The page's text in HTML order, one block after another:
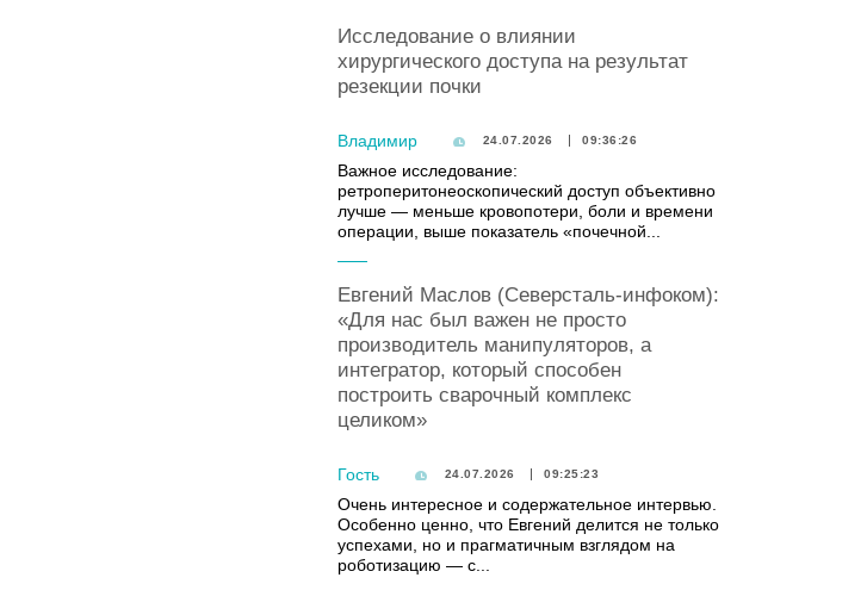
Исследование о влиянии
хирургического доступа на результат
резекции почки
Владимир 24.07.2026 09:36:26
Важное исследование:
ретроперитонеоскопический доступ объективно
лучше — меньше кровопотери, боли и времени
операции, выше показатель «почечной...
Евгений Маслов (Северсталь-инфоком):
«Для нас был важен не просто
производитель манипуляторов, а
интегратор, который способен
построить сварочный комплекс
целиком»
Гость 24.07.2026 09:25:23
Очень интересное и содержательное интервью.
Особенно ценно, что Евгений делится не только
успехами, но и прагматичным взглядом на
роботизацию — с...